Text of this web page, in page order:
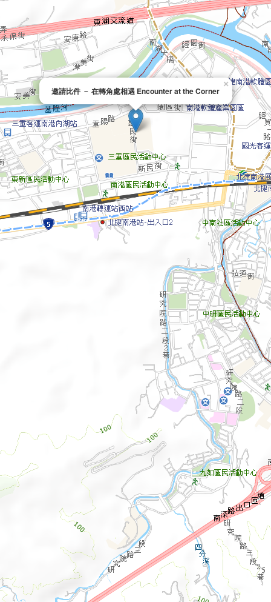
邀請比件 － 在轉角處相遇 Encounter at the Corner
×